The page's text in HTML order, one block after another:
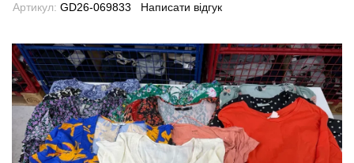
Артикул: GD26-069833 Написати відгук